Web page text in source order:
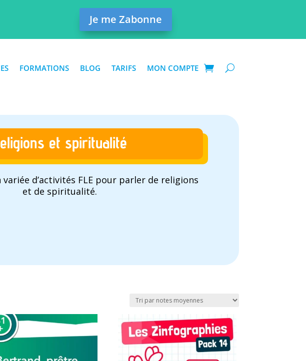
Je me Zabonne
FORMATIONS BLOG TARIFS MON COMPTE
et spiritualité
d’activités FLE pour parler de religions
et de spiritualité.